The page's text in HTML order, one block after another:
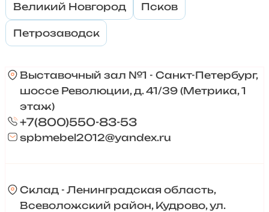
Великий Новгород Псков
Петрозаводск
Выставочный зал №1 - Санкт-Петербург,
шоссе Революции, д. 41/39 (Метрика, 1
этаж)
+7(800)550-83-53
spbmebel2012@yandex.ru
Склад - Ленинградская область,
Всеволожский район, Кудрово, ул.